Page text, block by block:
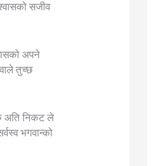
सजीव
अपने
तुच्छ
अति निकट ले
भगवान्को